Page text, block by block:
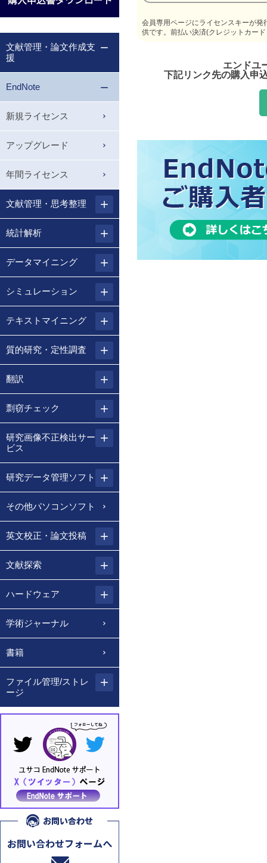
会員専用ページにライセンスキーが
供です。前払い決済(クレジットカー
エンドユ
下記リンク先の購入申
文献管理・論文作成支
援
EndNote
新規ライセンス
アップグレード
年間ライセンス
文献管理・思考整理
統計解析
データマイニング
シミュレーション
テキストマイニング
質的研究・定性調査
翻訳
剽窃チェック
研究画像不正検出サー
ビス
研究データ管理ソフト
その他パソコンソフト
英文校正・論文投稿
文献探索
ハードウェア
学術ジャーナル
書籍
ファイル管理/ストレ
ージ